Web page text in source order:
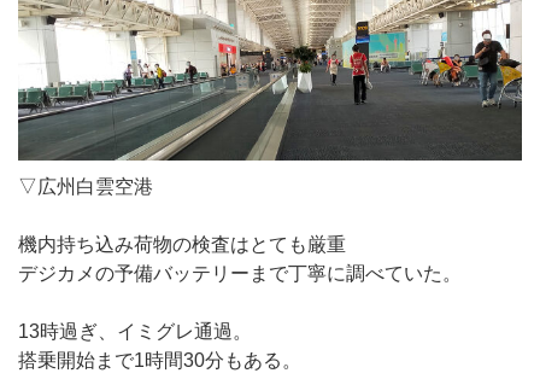
▽広州白雲空港
機内持ち込み荷物の検査はとても厳重
デジカメの予備バッテリーまで丁寧に調べていた。
13時過ぎ、イミグレ通過。
搭乗開始まで1時間30分もある。